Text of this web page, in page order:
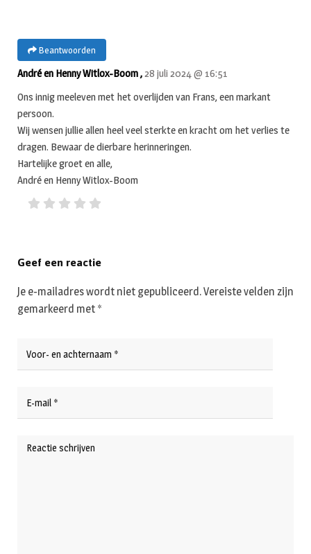
Beantwoorden
André en Henny Witlox-Boom ,28 juli 2024 @ 16:51
Ons innig meeleven met het overlijden van Frans, een markant
persoon.
Wij wensen jullie allen heel veel sterkte en kracht om het verlies te
dragen. Bewaar de dierbare herinneringen.
Hartelijke groet en alle,
André en Henny Witlox-Boom
Geef een reactie
Je e-mailadres wordt niet gepubliceerd.Vereiste velden zijn
gemarkeerd met *